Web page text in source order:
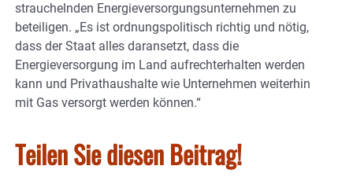
strauchelnden Energieversorgungsunternehmen zu
beteiligen. „Es ist ordnungspolitisch richtig und nötig,
dass der Staat alles daransetzt, dass die
Energieversorgung im Land aufrechterhalten werden
kann und Privathaushalte wie Unternehmen weiterhin
mit Gas versorgt werden können.“
Teilen Sie diesen Beitrag!